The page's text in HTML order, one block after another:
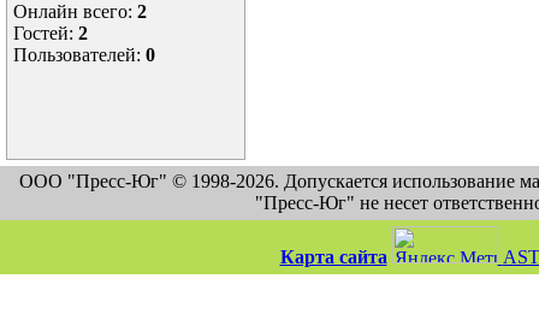
Онлайн всего: 2
Гостей: 2
Пользователей: 0
ООО "Пресс-Юг" © 1998-2026. Допускается использование
"Пресс-Юг" не несет
Карта сайта